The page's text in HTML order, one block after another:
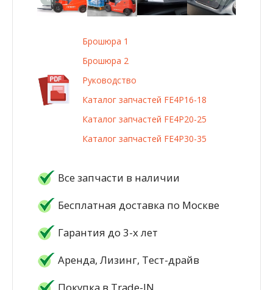
Брошюра 1
Брошюра 2
Руководство
Каталог запчастей FE4P16-18
Каталог запчастей FE4P20-25
Каталог запчастей FE4P30-35
Все запчасти в наличии
Бесплатная доставка по Москве
Гарантия до 3-х лет
Аренда, Лизинг, Тест-драйв